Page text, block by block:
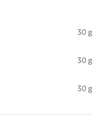
30 g
30 g
30 g